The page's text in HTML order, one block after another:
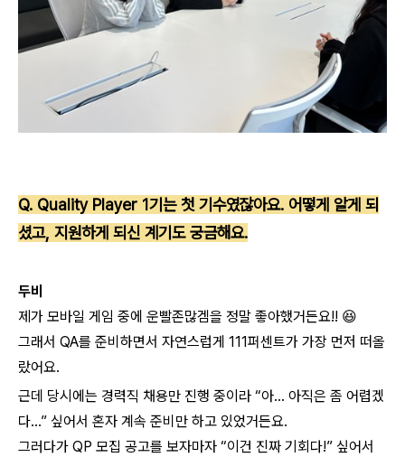
Q. Quality Player 1기는 첫 기수였잖아요. 어떻게 알게 되
셨고, 지원하게 되신 계기도 궁금해요.
두비
제가 모바일 게임 중에 운빨존많겜을 정말 좋아했거든요!! 😆
그래서 QA를 준비하면서 자연스럽게 111퍼센트가 가장 먼저 떠올
랐어요.
근데 당시에는 경력직 채용만 진행 중이라 “아… 아직은 좀 어렵겠
다…” 싶어서 혼자 계속 준비만 하고 있었거든요.
그러다가 QP 모집 공고를 보자마자 “이건 진짜 기회다!” 싶어서